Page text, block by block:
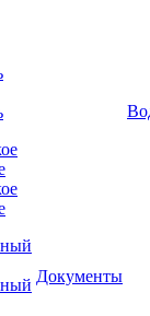
Документы